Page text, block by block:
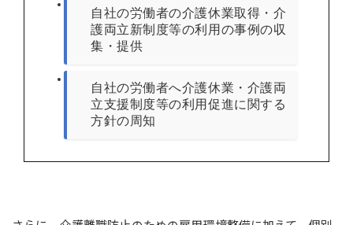
自社の労働者の介護休業取得・介
護両立新制度等の利用の事例の収
集・提供
自社の労働者へ介護休業・介護両
立支援制度等の利用促進に関する
方針の周知